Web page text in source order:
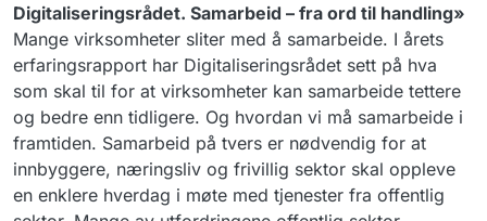
Digitaliseringsrådet. Samarbeid – fra ord til handling»
Mange virksomheter sliter med å samarbeide. I årets
erfaringsrapport har Digitaliseringsrådet sett på hva
som skal til for at virksomheter kan samarbeide tettere
og bedre enn tidligere. Og hvordan vi må samarbeide i
framtiden. Samarbeid på tvers er nødvendig for at
innbyggere, næringsliv og frivillig sektor skal oppleve
en enklere hverdag i møte med tjenester fra offentlig